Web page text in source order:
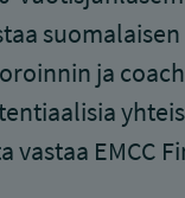
ja
EMCC